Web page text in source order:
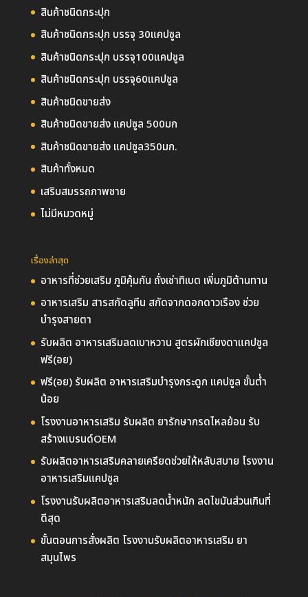
สินค้าชนิดกระปุก
สินค้าชนิดกระปุก บรรจุ 30แคปซูล
สินค้าชนิดกระปุก บรรจุ100แคปซูล
สินค้าชนิดกระปุก บรรจุ60แคปซูล
สินค้าชนิดขายส่ง
สินค้าชนิดขายส่ง แคปซูล 500มก
สินค้าชนิดขายส่ง แคปซูล350มก.
สินค้าทั้งหมด
เสริมสมรรถภาพชาย
ไม่มีหมวดหมู่
เรื่องล่าสุด
อาหารที่ช่วยเสริม ภูมิคุ้มกัน ถั่งเช่าทิเบต เพิ่มภูมิต้านทาน
อาหารเสริม สารสกัดลูทีน สกัดจากดอกดาวเรือง ช่วย
บำรุงสายตา
รับผลิต อาหารเสริมลดเบาหวาน สูตรผักเชียงดาแคปซูล
ฟรี(อย)
ฟรี(อย) รับผลิต อาหารเสริมบำรุงกระดูก แคปซูล ขั้นต่ำ
น้อย
โรงงานอาหารเสริม รับผลิต ยารักษากรดไหลย้อน รับ
สร้างแบรนด์OEM
รับผลิตอาหารเสริมคลายเครียดช่วยให้หลับสบาย โรงงาน
อาหารเสริมแคปซูล
โรงงานรับผลิตอาหารเสริมลดน้ำหนัก ลดไขมันส่วนเกินที่
ดีสุด
ขั้นตอนการสั่งผลิต โรงงานรับผลิตอาหารเสริม ยา
สมุนไพร